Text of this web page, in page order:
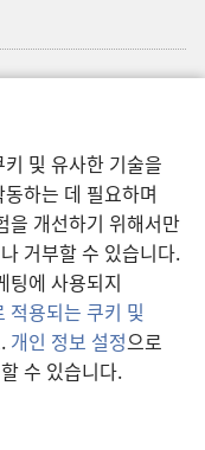
및 유사한 기술을
하는 데 필요하며
을 개선하기 위해서만
거부할 수 있습니다.
팅에 사용되지
적용되는 쿠키 및
개인 정보 설정으로
수 있습니다.
Society of Pennsylvania.
인 정보 보호 설정